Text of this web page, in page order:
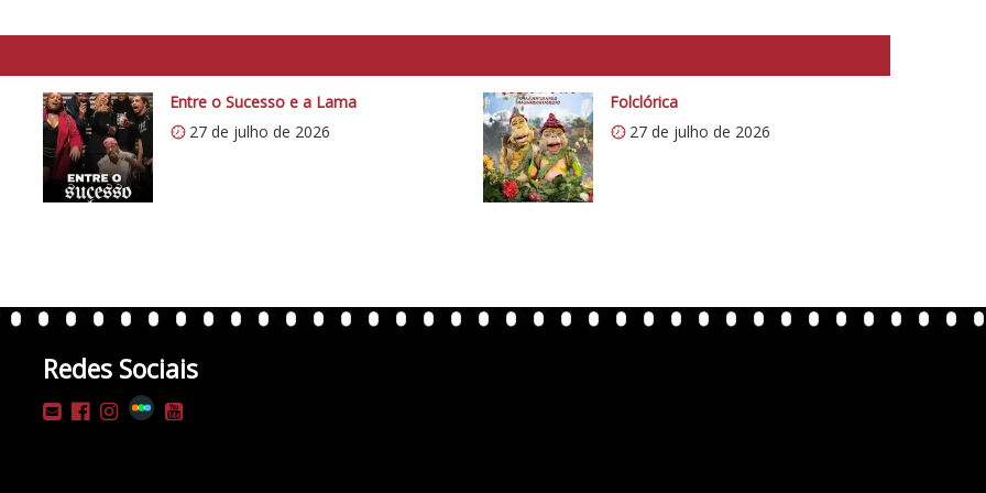
Entre o Sucesso e a Lama
27 de julho de 2026
Folclórica
27 de julho de 2026
Redes Sociais